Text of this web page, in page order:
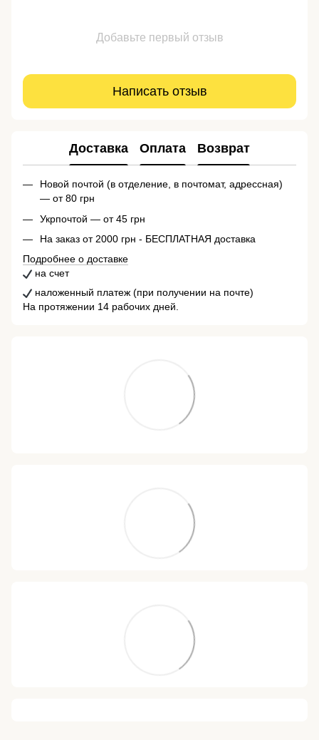
Добавьте первый отзыв
Написать отзыв
Доставка Оплата Возврат
Новой почтой (в отделение, в почтомат, адрессная)
— от 80 грн
Укрпочтой — от 45 грн
На заказ от 2000 грн - БЕСПЛАТНАЯ доставка
Подробнее о доставке
на счет
наложенный платеж (при получении на почте)
На протяжении 14 рабочих дней.